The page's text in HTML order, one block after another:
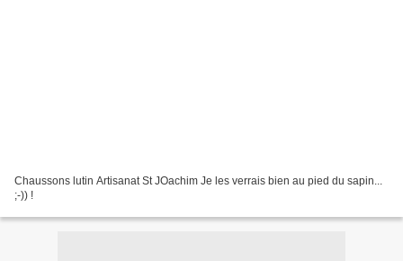
Chaussons lutin Artisanat St JOachim Je les verrais bien au pied du sapin...
;-)) !